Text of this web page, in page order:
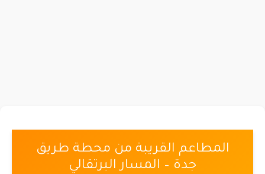
المطاعم القريبة من محطة طريق
جدة – المسار البرتقالي